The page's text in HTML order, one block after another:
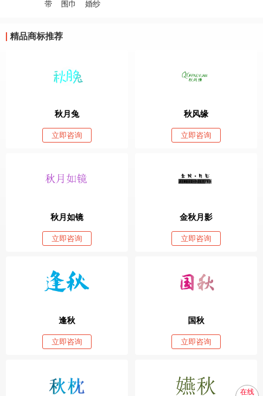
带
围巾 婚纱
精品商标推荐
秋月兔
立即咨询
秋风缘
立即咨询
秋月如镜
立即咨询
金秋月影
立即咨询
逢秋
立即咨询
国秋
立即咨询
在线